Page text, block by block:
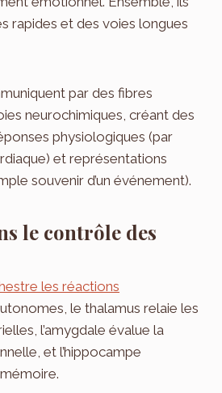
rapides et des voies longues
par des fibres
neurochimiques, créant des
physiologiques (par
et représentations
souvenir d’un événement).
le contrôle des
les réactions
le thalamus relaie les
l’amygdale évalue la
et l’hippocampe